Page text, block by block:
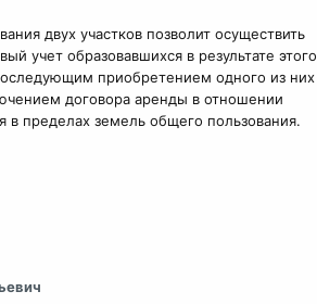
двух участков позволит осуществить
учет образовавшихся в результате этого
приобретением одного из них
договора аренды в отношении
в пределах земель общего пользования.